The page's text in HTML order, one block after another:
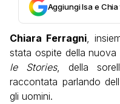
Aggiungi Isa e
Chiara Ferragni,
stata ospite della
le Stories, della
raccontata parlando
gli uomini.